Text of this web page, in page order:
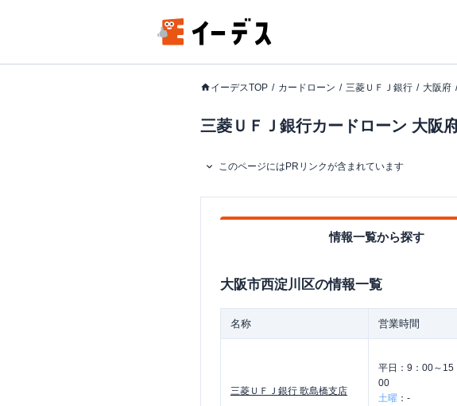
イーデスTOP カードローン 三菱ＵＦＪ銀行 大阪府
三菱ＵＦＪ銀行カードローン 大阪
このページにはPRリンクが含まれています
情報一覧から探す
大阪市西淀川区の情報一覧
名称 営業時間
三菱ＵＦＪ銀行 歌島橋支店
平日： 9：00～15
00
土曜 ： -